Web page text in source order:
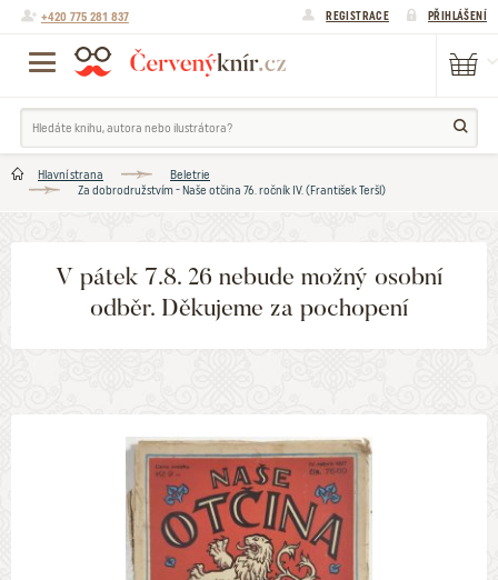
+420 775 281 837 REGISTRACE PŘIHLÁŠENÍ
Hlavní strana
Beletrie
Za dobrodružstvím - Naše otčina 76. ročník IV. (František Teršl)
V pátek 7.8. 26 nebude možný osobní
odběr. Děkujeme za pochopení